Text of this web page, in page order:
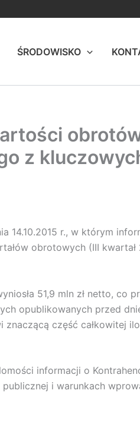
ŚRODOWISKO
z
14.10.2015 r., w którym
obrotowych (III kwartał
51,9 mln zł netto, co
opublikowanych przed
znaczącą część całkowitej
informacji o
i warunkach